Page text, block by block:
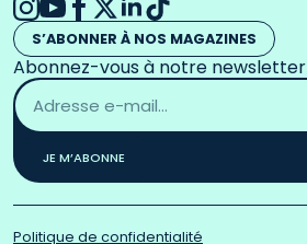
S’ABONNER À NOS MAGAZINES
Abonnez-vous à notre newsletter
Adresse
email
*
JE M’ABONNE
Politique de confidentialité